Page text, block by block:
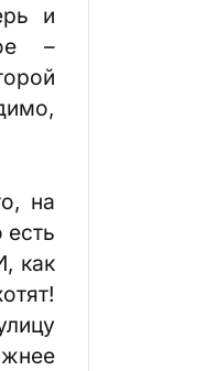
и
–
на
как